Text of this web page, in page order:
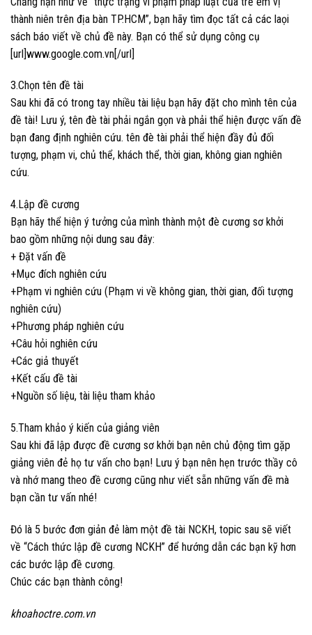
thành niên trên địa bàn TP.HCM”, bạn hãy tìm đọc tất cả các laọi
sách báo viết về chủ đề này. Bạn có thể sử dụng công cụ
[url]www.google.com.vn[/url]
3.Chọn tên đề tài
Sau khi đã có trong tay nhiều tài liệu bạn hãy đặt cho mình tên của
đề tài! Lưu ý, tên đè tài phải ngắn gọn và phải thể hiện được vấn đề
bạn đang định nghiên cứu. tên đè tài phải thể hiện đầy đủ đối
tượng, phạm vi, chủ thể, khách thể, thời gian, không gian nghiên
cứu.
4.Lập đề cương
Bạn hãy thể hiện ý tưởng của mình thành một đè cương sơ khởi
bao gồm những nội dung sau đây:
+ Đặt vấn đề
+Mục đích nghiên cứu
+Phạm vi nghiên cứu (Phạm vi về không gian, thời gian, đối tượng
nghiên cứu)
+Phương pháp nghiên cứu
+Câu hỏi nghiên cứu
+Các giả thuyết
+Kết cấu đề tài
+Nguồn số liệu, tài liệu tham khảo
5.Tham khảo ý kiến của giảng viên
Sau khi đã lập được đề cương sơ khởi bạn nên chủ động tìm gặp
giảng viên đẻ họ tư vấn cho bạn! Lưu ý bạn nên hẹn trước thầy cô
và nhớ mang theo đề cương cũng như viết sẵn những vấn đề mà
bạn cần tư vấn nhé!
Đó là 5 bước đơn giản đẻ làm một đề tài NCKH, topic sau sẽ viết
về “Cách thức lập đề cương NCKH” để hướng dẫn các bạn kỹ hơn
các bước lập đề cương.
Chúc các bạn thành công!
khoahoctre.com.vn